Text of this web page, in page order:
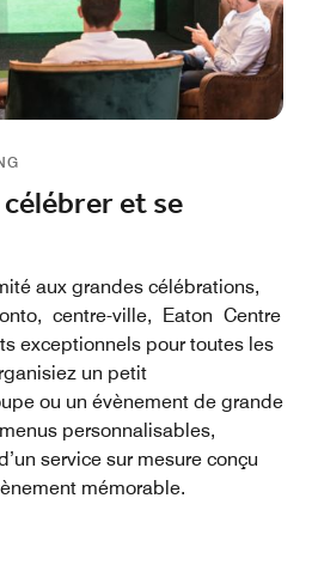
et se
aux grandes célébrations,
centre-ville, Eaton Centre
exceptionnels pour toutes les
un petit
ou un évènement de grande
personnalisables,
service sur mesure conçu
mémorable.